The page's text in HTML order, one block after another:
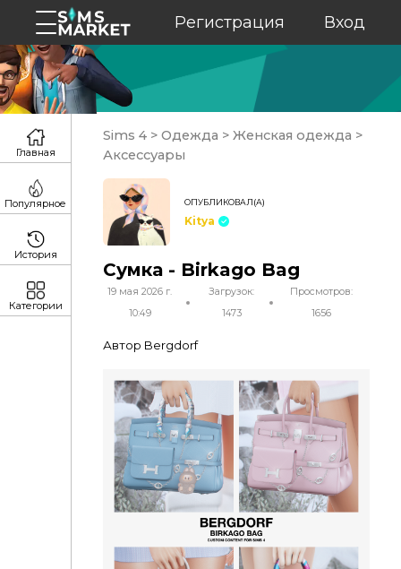
Регистрация Вход
Sims 4 > Одежда > Женская одежда >
Аксессуары
ОПУБЛИКОВАЛ(А)
Kitya
Сумка - Birkago Bag
19 мая 2026 г.
10:49
Загрузок:
1473
Просмотров:
1656
Автор Bergdorf
Главная
Популярное
История
Категории